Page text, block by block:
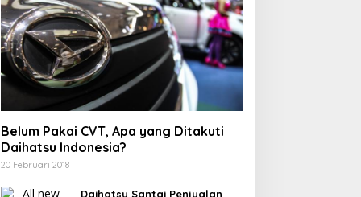
Belum Pakai CVT, Apa yang Ditakuti
Daihatsu Indonesia?
20 Februari 2018
Daihatsu Santai Penjualan